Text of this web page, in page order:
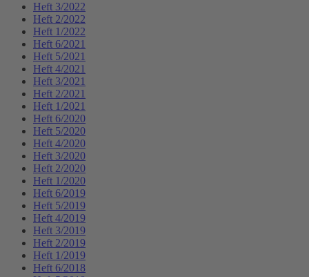
Heft 3/2022
Heft 2/2022
Heft 1/2022
Heft 6/2021
Heft 5/2021
Heft 4/2021
Heft 3/2021
Heft 2/2021
Heft 1/2021
Heft 6/2020
Heft 5/2020
Heft 4/2020
Heft 3/2020
Heft 2/2020
Heft 1/2020
Heft 6/2019
Heft 5/2019
Heft 4/2019
Heft 3/2019
Heft 2/2019
Heft 1/2019
Heft 6/2018